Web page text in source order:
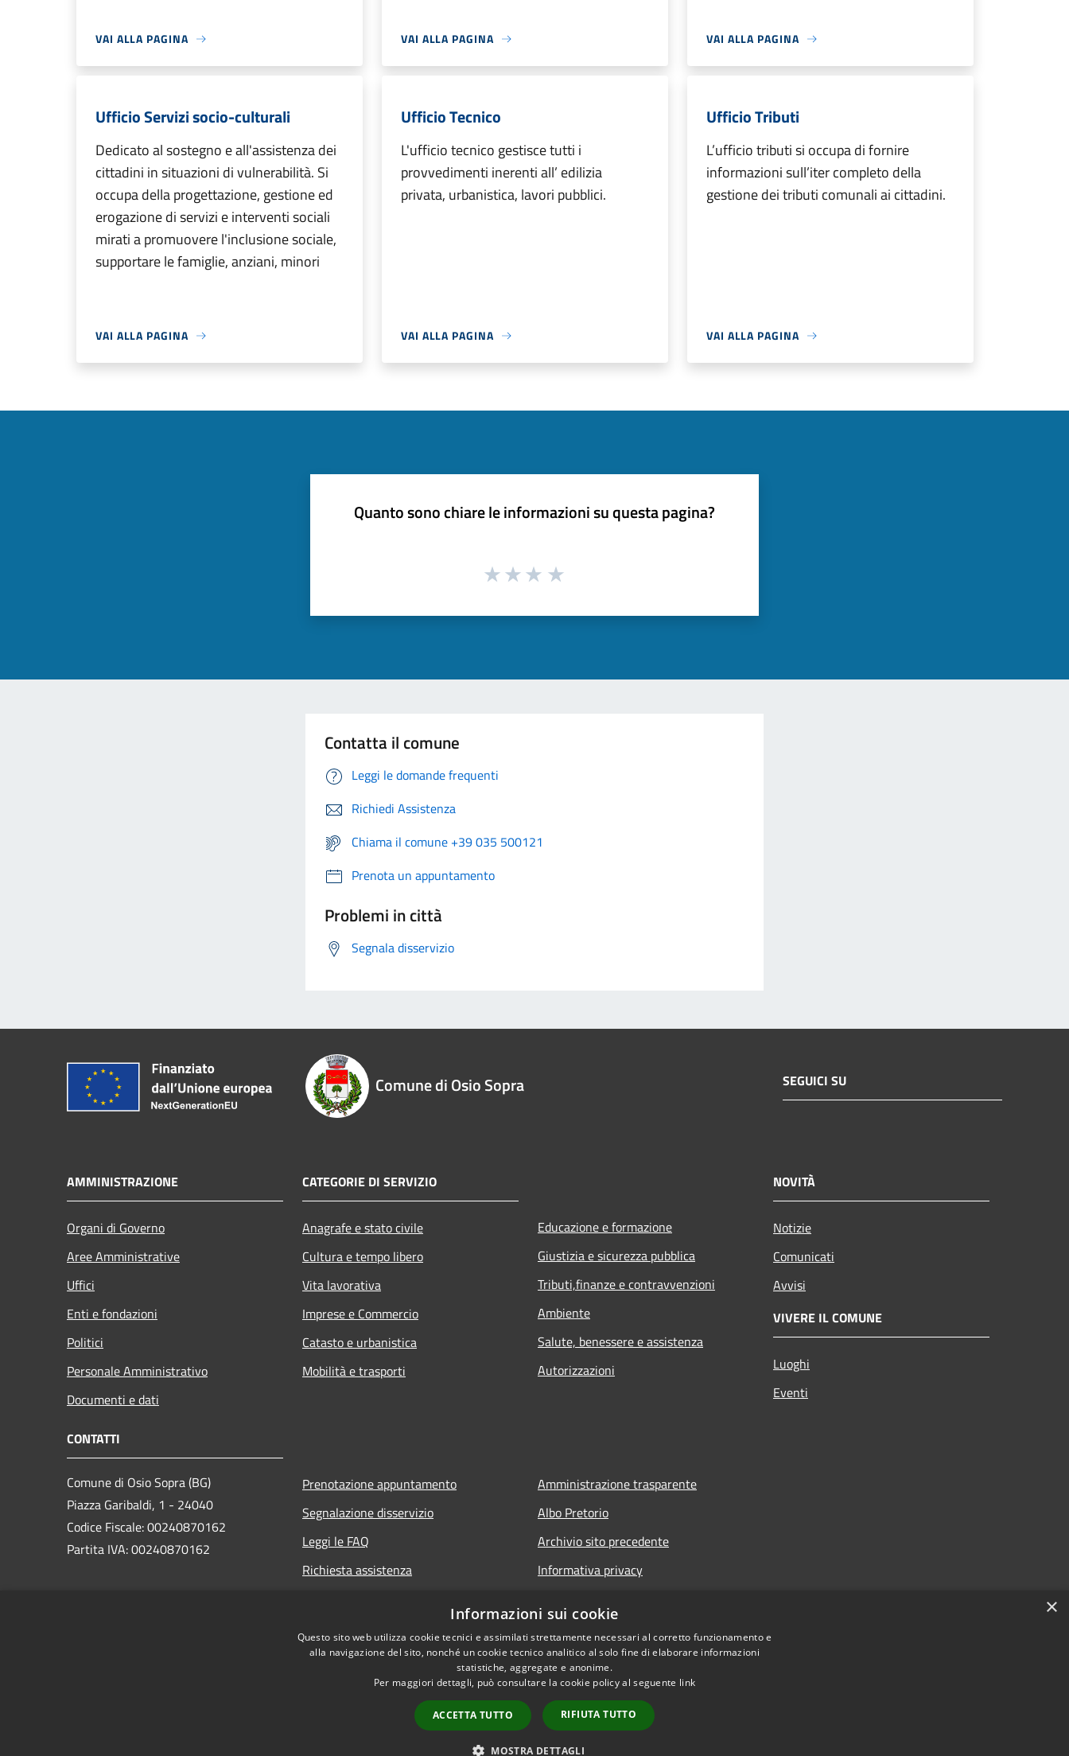
VAI ALLA PAGINA VAI ALLA PAGINA VAI ALLA PAGINA
Ufficio Servizi socio-culturali
Dedicato al sostegno e all'assistenza dei
cittadini in situazioni di vulnerabilità. Si
occupa della progettazione, gestione ed
erogazione di servizi e interventi sociali
mirati a promuovere l'inclusione sociale,
supportare le famiglie, anziani, minori
VAI ALLA PAGINA
Ufficio Tecnico
L'ufficio tecnico gestisce tutti i
provvedimenti inerenti all’ edilizia
privata, urbanistica, lavori pubblici.
VAI ALLA PAGINA
Ufficio Tributi
L’ufficio tributi si occupa di fornire
informazioni sull’iter completo della
gestione dei tributi comunali ai cittadini.
VAI ALLA PAGINA
Quanto sono chiare le informazioni su questa pagina?
Contatta il comune
Leggi le domande frequenti
Richiedi Assistenza
Chiama il comune +39 035 500121
Prenota un appuntamento
Problemi in città
Segnala disservizio
Comune di Osio Sopra SEGUICI SU
AMMINISTRAZIONE
Organi di Governo
Aree Amministrative
Uffici
Enti e fondazioni
Politici
Personale Amministrativo
Documenti e dati
CATEGORIE DI SERVIZIO
Anagrafe e stato civile
Cultura e tempo libero
Vita lavorativa
Imprese e Commercio
Catasto e urbanistica
Mobilità e trasporti
Educazione e formazione
Giustizia e sicurezza pubblica
Tributi,finanze e contravvenzioni
Ambiente
Salute, benessere e assistenza
Autorizzazioni
NOVITÀ
Notizie
Comunicati
Avvisi
VIVERE IL COMUNE
Luoghi
Eventi
CONTATTI
Comune di Osio Sopra (BG)
Piazza Garibaldi, 1 - 24040
Codice Fiscale: 00240870162
Partita IVA: 00240870162
Prenotazione appuntamento
Segnalazione disservizio
Leggi le FAQ
Richiesta assistenza
Amministrazione trasparente
Albo Pretorio
Archivio sito precedente
Informativa privacy
Copyright © 2026 • Comune di Osio Sopra • Powered by
×
Informazioni sui cookie
Questo sito web utilizza cookie tecnici e assimilati strettamente necessari al corretto funzionamento e
alla navigazione del sito, nonché un cookie tecnico analitico al solo fine di elaborare informazioni
statistiche, aggregate e anonime.
Per maggiori dettagli, può consultare la cookie policy al seguente link
ACCETTA TUTTO RIFIUTA TUTTO
MOSTRA DETTAGLI